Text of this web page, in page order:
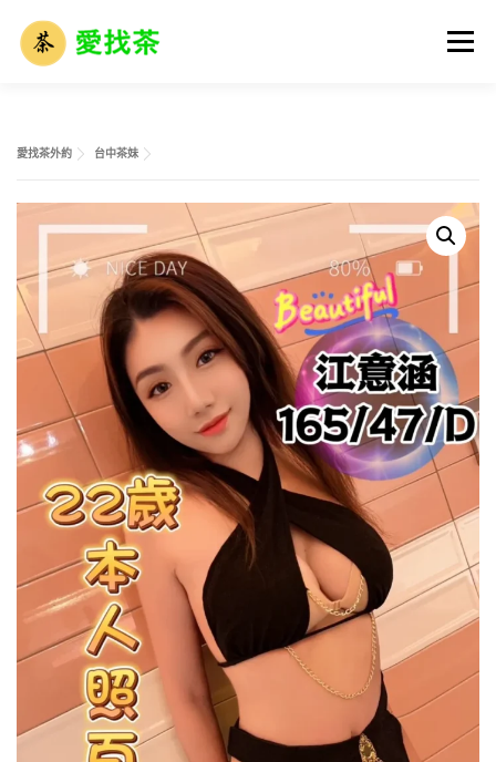
選單
外送茶市場解析 外送茶術語大全
愛找茶外約 台中茶妹